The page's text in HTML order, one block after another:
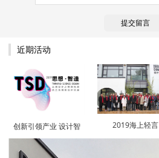
近期活动
创新引领产业 设计智 2019海上轻言